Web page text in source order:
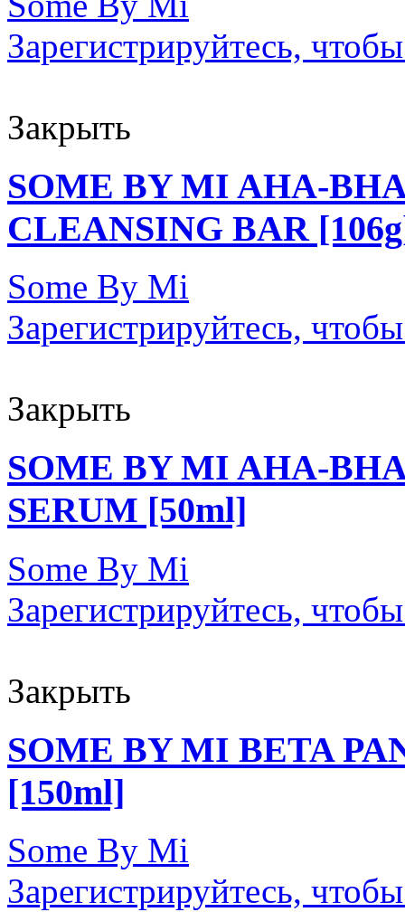
Зарегистрируйтесь,
Закрыть
SOME BY MI AHA-
CLEANSING BAR
Some By Mi
Зарегистрируйтесь,
Закрыть
SOME BY MI AHA-
SERUM [50ml]
Some By Mi
Зарегистрируйтесь,
Закрыть
SOME BY MI BETA
[150ml]
Some By Mi
Зарегистрируйтесь,